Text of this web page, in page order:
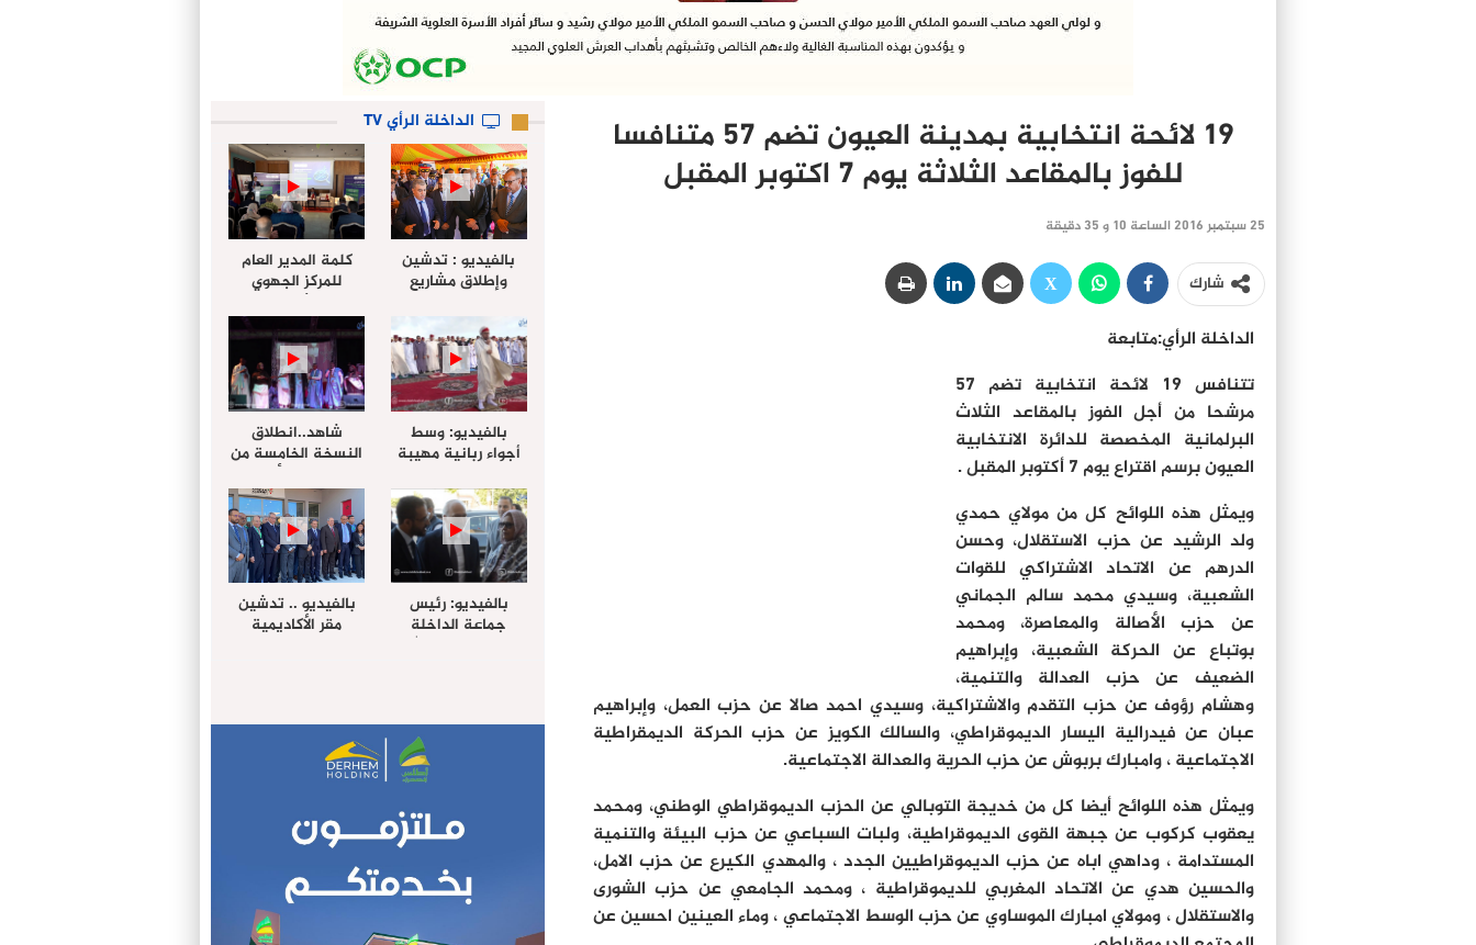
19 لائحة انتخابية بمدينة العيون تضم 57 متنافسا
للفوز بالمقاعد الثلاثة يوم 7 اكتوبر المقبل
25 سبتمبر 2016 الساعة 10 و 35 دقيقة
شارك
الداخلة الرأي:متابعة
تتنافس 19 لائحة انتخابية تضم 57
مرشحا من أجل الفوز بالمقاعد الثلاث
البرلمانية المخصصة للدائرة الانتخابية
العيون برسم اقتراع يوم 7 أكتوبر المقبل .
ويمثل هذه اللوائح كل من مولاي حمدي
ولد الرشيد عن حزب الاستقلال، وحسن
الدرهم عن الاتحاد الاشتراكي للقوات
الشعبية، وسيدي محمد سالم الجماني
عن حزب الأصالة والمعاصرة، ومحمد
بوتباع عن الحركة الشعبية، وإبراهيم
الضعيف عن حزب العدالة والتنمية،
وهشام رؤوف عن حزب التقدم والاشتراكية، وسيدي احمد صالا عن حزب العمل، وإبراهيم
عبان عن فيدرالية اليسار الديموقراطي، والسالك الكويز عن حزب الحركة الديمقراطية
الاجتماعية ، وامبارك بربوش عن حزب الحرية والعدالة الاجتماعية.
ويمثل هذه اللوائح أيضا كل من خديجة التوبالي عن الحزب الديموقراطي الوطني، ومحمد
يعقوب كركوب عن جبهة القوى الديموقراطية، ولبات السباعي عن حزب البيئة والتنمية
المستدامة ، وداهي اباه عن حزب الديموقراطيين الجدد ، والمهدي الكيرع عن حزب الامل،
والحسين هدي عن الاتحاد المغربي للديموقراطية ، ومحمد الجامعي عن حزب الشورى
والاستقلال ، ومولاي امبارك الموساوي عن حزب الوسط الاجتماعي ، وماء العينين احسين عن
الداخلة الرأي TV
بالفيديو : تدشين
وإطلاق مشاريع
لعيد العرش
كلمة المدير العام
للمركز الجهوي
للإستثمار خلال
أشغال لإجتماع
التقييمي للجنة
الجهوية الموحد
لإستثمار بجهة
الداخلة…
بالفيديو: وسط
أجواء ربانية مهيبة
علي خليل ” يؤدي
صلاة عيد الفطر مع
جموع المصلين
شاهد..انطلاق
النسخة الخامسة من
مهرجان “الأمداح
النبوية” المنظم من
طرف مجلس جهة
الداخلة وادي الذهب
بالفيديو: رئيس
جماعة الداخلة
الراغب حرمة الله
الامريكية
بالفيديو .. تدشين
مقر الأكاديمية